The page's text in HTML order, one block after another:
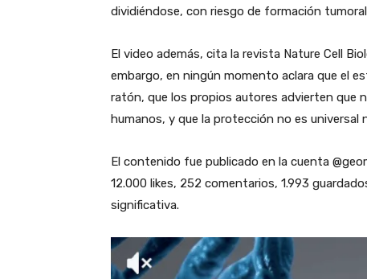
dividiéndose, con riesgo de formación
El video además, cita la revista Nature Cell
embargo, en ningún momento aclara que el
ratón, que los propios autores advierten que
humanos, y que la protección no es universal
El contenido fue publicado en la cuenta
12.000 likes, 252 comentarios, 1.993
significativa.